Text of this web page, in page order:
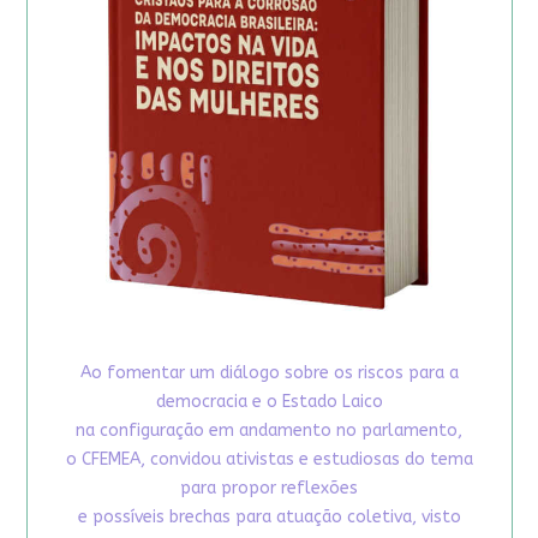
Ao fomentar um diálogo sobre os riscos para a
democracia e o Estado Laico
na configuração em andamento no parlamento,
o CFEMEA, convidou ativistas e estudiosas do tema
para propor reflexões
e possíveis brechas para atuação coletiva, visto